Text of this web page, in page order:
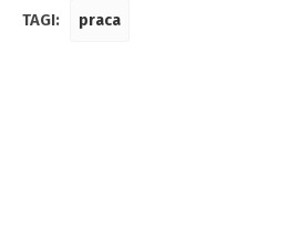
TAGI: praca